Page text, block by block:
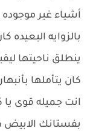
أشياء غير موجوده
بالزوايه
ينطلق ناحيتها
كان يتأملها
انت جميله قوى
بفستانك الابيض